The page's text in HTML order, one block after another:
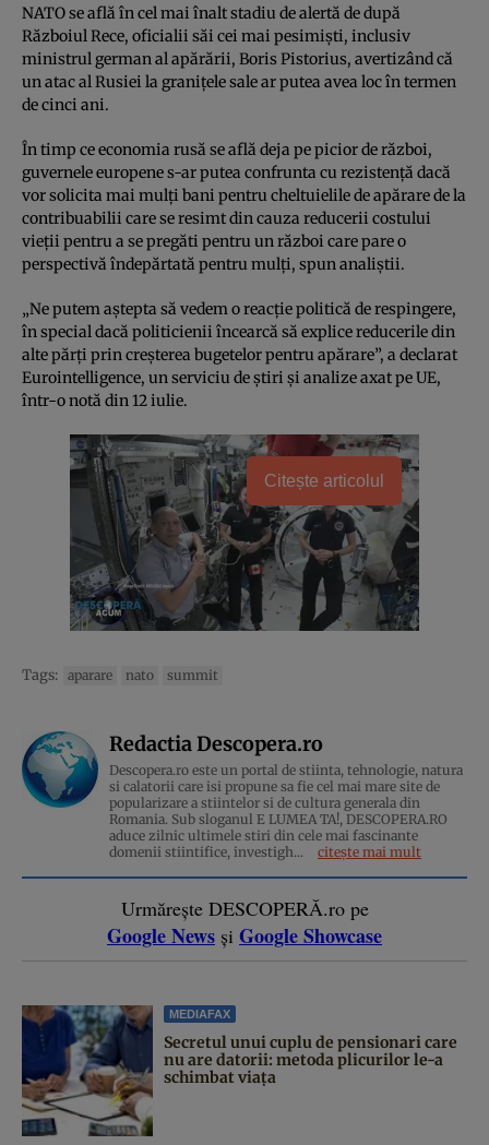
NATO se află în cel mai înalt stadiu de alertă de după
Războiul Rece, oficialii săi cei mai pesimiști, inclusiv
ministrul german al apărării, Boris Pistorius, avertizând că
un atac al Rusiei la granițele sale ar putea avea loc în termen
de cinci ani.
În timp ce economia rusă se află deja pe picior de război,
guvernele europene s-ar putea confrunta cu rezistență dacă
vor solicita mai mulți bani pentru cheltuielile de apărare de la
contribuabilii care se resimt din cauza reducerii costului
vieții pentru a se pregăti pentru un război care pare o
perspectivă îndepărtată pentru mulți, spun analiștii.
„Ne putem aștepta să vedem o reacție politică de respingere,
în special dacă politicienii încearcă să explice reducerile din
alte părți prin creșterea bugetelor pentru apărare”, a declarat
Eurointelligence, un serviciu de știri și analize axat pe UE,
într-o notă din 12 iulie.
Citește articolul
Tags: aparare nato summit
Redactia Descopera.ro
Descopera.ro este un portal de stiinta, tehnologie, natura
si calatorii care isi propune sa fie cel mai mare site de
popularizare a stiintelor si de cultura generala din
Romania. Sub sloganul E LUMEA TA!, DESCOPERA.RO
aduce zilnic ultimele stiri din cele mai fascinante
domenii stiintifice, investigh...
citește mai mult
Urmărește DESCOPERĂ.ro pe
Google News și Google Showcase
MEDIAFAX
Secretul unui cuplu de pensionari care
nu are datorii: metoda plicurilor le-a
schimbat viața